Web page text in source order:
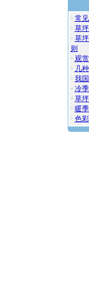
· 常
· 草
· 草
则
· 观
· 几
· 我
· 冷
· 草
· 暖
· 色